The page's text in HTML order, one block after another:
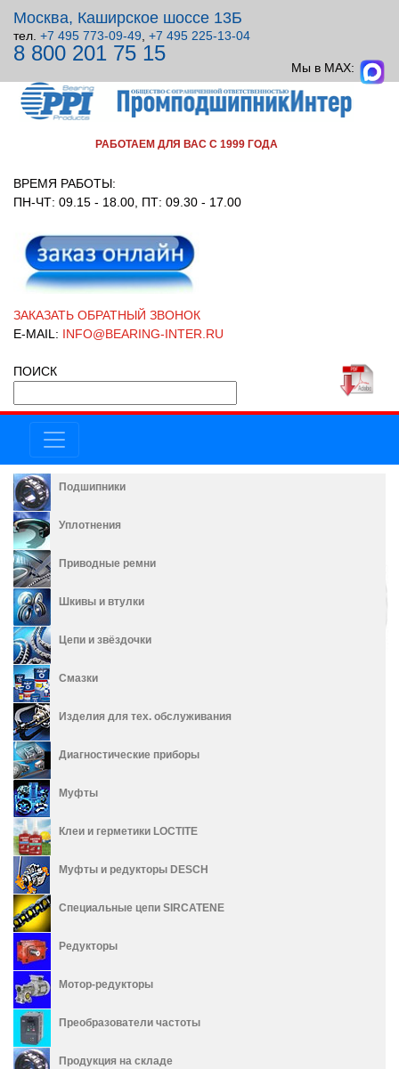
Москва, Каширское шоссе 13Б
тел. +7 495 773-09-49 +7 495 225-13-04
8 800 201 75 15
Мы в MAX:
РАБОТАЕМ ДЛЯ ВАС С 1999 ГОДА
ВРЕМЯ РАБОТЫ:
ПН-ЧТ: 09.15 - 18.00, ПТ: 09.30 - 17.00
ЗАКАЗАТЬ ОБРАТНЫЙ ЗВОНОК
E-MAIL: INFO@BEARING-INTER.RU
ПОИСК
Подшипники
Уплотнения
Приводные ремни
Шкивы и втулки
Цепи и звёздочки
Смазки
Изделия для тех. обслуживания
Диагностические приборы
Муфты
Клеи и герметики LOCTITE
Муфты и редукторы DESCH
Специальные цепи SIRCATENE
Редукторы
Мотор-редукторы
Преобразователи частоты
Продукция на складе